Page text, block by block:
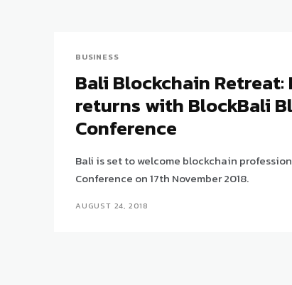
BUSINESS
Bali Blockchain
returns with BlockBali
Conference
Bali is set to welcome blockchain
Conference on 17th November 2018.
AUGUST 24, 2018